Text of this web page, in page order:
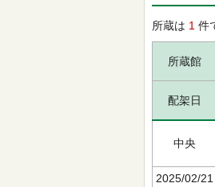
所蔵は 1 件
所蔵館
配架日
中央
2025/02/21